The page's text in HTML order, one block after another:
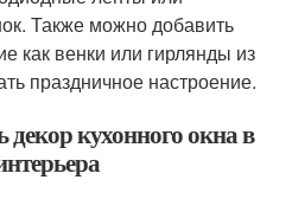
Также можно добавить
как венки или гирлянды из
праздничное настроение.
кухонного окна в